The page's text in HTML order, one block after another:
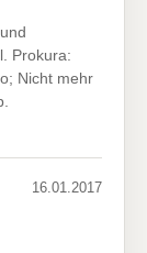
Prokura:
Nicht mehr
16.01.2017